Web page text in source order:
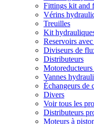
Fittings kit and
Vérins
Treuilles
Kit
Reservoirs
Diviseurs de
Distributeurs
Motoreducteurs
Vannes
Échangeurs de
Divers
Voir tous les
Distributeurs
Moteurs à